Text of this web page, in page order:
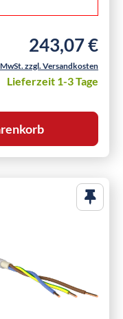
Regulärer Preis:
243,07 €
zzgl. Versandkosten
Lieferzeit 1-3 Tage